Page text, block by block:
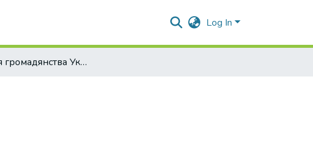
Log In
Набуття громадянства України